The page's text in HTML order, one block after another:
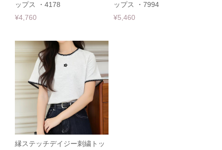
ップス ・4178
¥4,760
ップス ・7994
¥5,460
縁ステッチデイジー刺繍トッ